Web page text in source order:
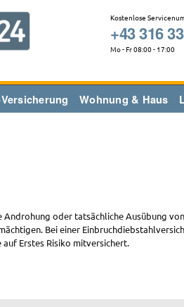
Kostenlose
+43 316
Mo - Fr 08:00 - 17:00
Wohnung & Haus
oder tatsächliche Ausübung
Bei einer
Erstes Risiko mitversichert.